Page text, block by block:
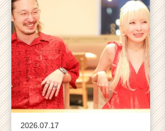
2026.07.17